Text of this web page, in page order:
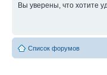
Вы уверены, что хотите
Список форумов